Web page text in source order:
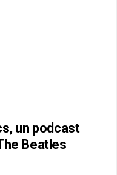
un podcast
Beatles